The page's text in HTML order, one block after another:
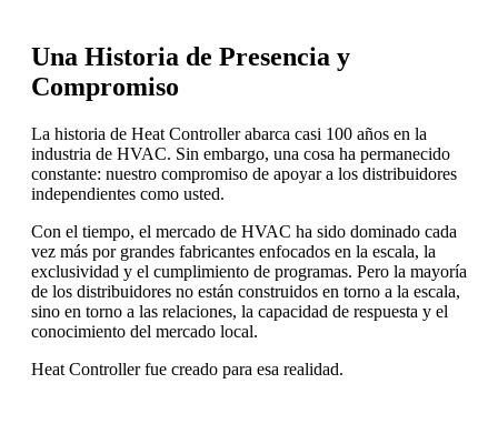
Una Historia de Presencia y
Compromiso
La historia de Heat Controller abarca casi 100 años en la
industria de HVAC. Sin embargo, una cosa ha permanecido
constante: nuestro compromiso de apoyar a los distribuidores
independientes como usted.
Con el tiempo, el mercado de HVAC ha sido dominado cada
vez más por grandes fabricantes enfocados en la escala, la
exclusividad y el cumplimiento de programas. Pero la mayoría
de los distribuidores no están construidos en torno a la escala,
sino en torno a las relaciones, la capacidad de respuesta y el
conocimiento del mercado local.
Heat Controller fue creado para esa realidad.